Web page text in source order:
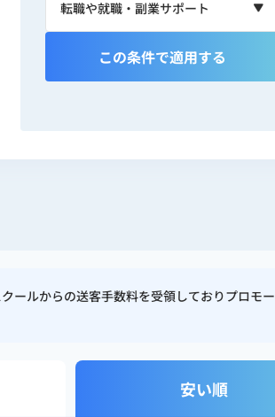
この条件で適用する
ールからの送客手数料を受領しておりプロモ
安い順